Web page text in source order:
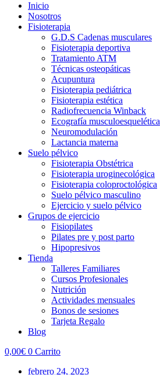
Inicio
Nosotros
Fisioterapia
G.D.S Cadenas musculares
Fisioterapia deportiva
Tratamiento ATM
Técnicas osteopáticas
Acupuntura
Fisioterapia pediátrica
Fisioterapia estética
Radiofrecuencia Winback
Ecografía musculoesquelética
Neuromodulación
Lactancia materna
Suelo pélvico
Fisioterapia Obstétrica
Fisioterapia uroginecológica
Fisioterapia coloproctológica
Suelo pélvico masculino
Ejercicio y suelo pélvico
Grupos de ejercicio
Fisiopilates
Pilates pre y post parto
Hipopresivos
Tienda
Talleres Familiares
Cursos Profesionales
Nutrición
Actividades mensuales
Bonos de sesiones
Tarjeta Regalo
Blog
0,00€ 0 Carrito
febrero 24, 2023